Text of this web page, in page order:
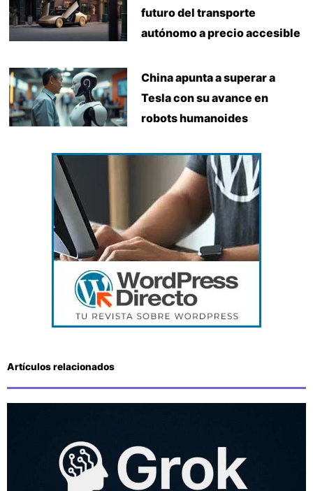
futuro del transporte
autónomo a precio accesible
China apunta a superar a
Tesla con su avance en
robots humanoides
Artículos relacionados